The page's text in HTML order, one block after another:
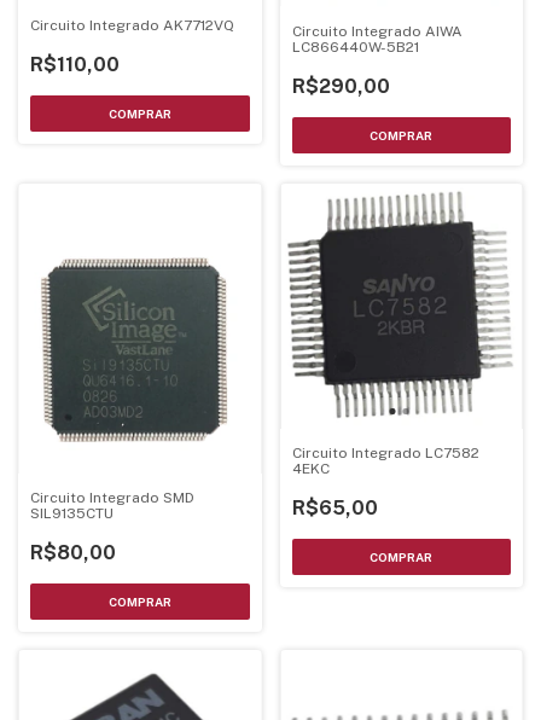
Circuito Integrado AK7712VQ
R$110,00
Circuito Integrado AIWA
LC866440W-5B21
R$290,00
Circuito Integrado SMD
SIL9135CTU
R$80,00
Circuito Integrado LC7582
4EKC
R$65,00